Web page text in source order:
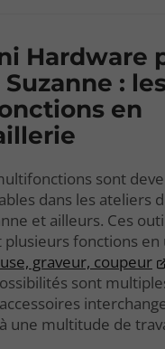
Hardware
:
en
sont
dans les ateliers
et ailleurs. Ces
fonctions en
graveur, coupeur
sont
une multitude de